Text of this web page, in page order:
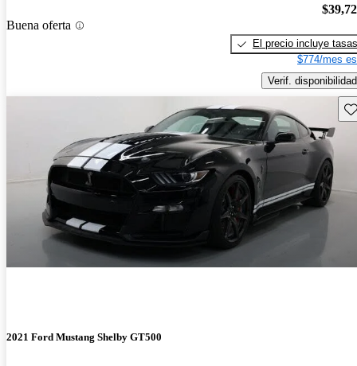
Buena oferta
El precio incluye tasas
$774/mes
Verif. disponibilidad
2021 Ford Mustang Shelby GT500